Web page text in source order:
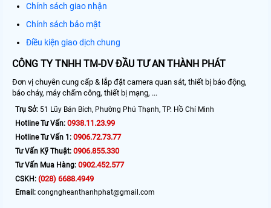
Chính sách giao nhận
Chính sách bảo mật
Điều kiện giao dịch chung
CÔNG TY TNHH TM-DV ĐẦU TƯ AN THÀNH PHÁT
Đơn vị chuyên cung cấp & lắp đặt camera quan sát, thiết bị báo động,
báo cháy, máy chấm công, thiết bị mạng, ...
Trụ Sở: 51 Lũy Bán Bích, Phường Phú Thạnh, TP. Hồ Chí Minh
Hotline Tư Vấn: 0938.11.23.99
Hotline Tư Vấn 1: 0906.72.73.77
Tư Vấn Kỹ Thuật: 0906.855.330
Tư Vấn Mua Hàng: 0902.452.577
CSKH: (028) 6688.4949
Email: congngheanthanhphat@gmail.com